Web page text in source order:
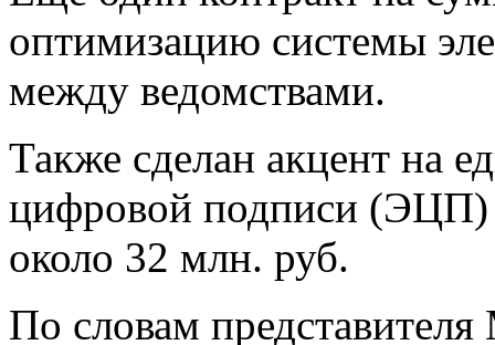
оптимизацию системы
между ведомствами.
Также сделан акцент на
цифровой подписи (ЭЦП)
около 32 млн. руб.
По словам